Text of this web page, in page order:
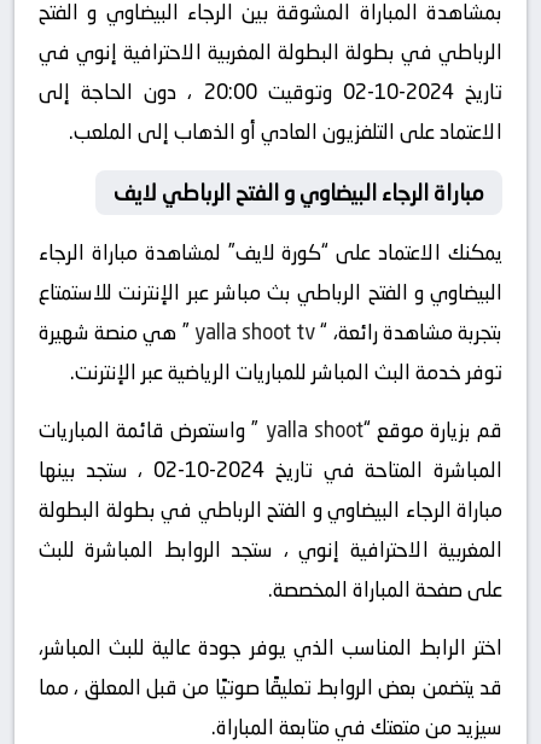
بمشاهدة المباراة المشوقة بين الرجاء البيضاوي و الفتح
الرباطي في بطولة البطولة المغربية الاحترافية إنوي في
تاريخ 2024-10-02 وتوقيت 20:00 ، دون الحاجة إلى
الاعتماد على التلفزيون العادي أو الذهاب إلى الملعب.
مباراة الرجاء البيضاوي و الفتح الرباطي لايف
يمكنك الاعتماد على “كورة لايف” لمشاهدة مباراة الرجاء
البيضاوي و الفتح الرباطي بث مباشر عبر الإنترنت للاستمتاع
بتجربة مشاهدة رائعة، “yalla shoot tv” هي منصة شهيرة
توفر خدمة البث المباشر للمباريات الرياضية عبر الإنترنت.
قم بزيارة موقع “yalla shoot ” واستعرض قائمة المباريات
المباشرة المتاحة في تاريخ 2024-10-02 ، ستجد بينها
مباراة الرجاء البيضاوي و الفتح الرباطي في بطولة البطولة
المغربية الاحترافية إنوي ، ستجد الروابط المباشرة للبث
على صفحة المباراة المخصصة.
اختر الرابط المناسب الذي يوفر جودة عالية للبث المباشر،
قد يتضمن بعض الروابط تعليقًا صوتيًا من قبل المعلق ، مما
سيزيد من متعتك في متابعة المباراة.